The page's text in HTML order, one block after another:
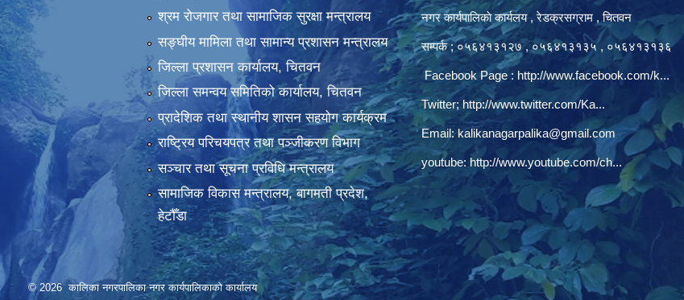
श्रम रोजगार तथा सामाजिक सुरक्षा मन्त्रालय
सङ्‍घीय मामिला तथा सामान्य प्रशासन मन्त्रालय
जिल्ला प्रशासन कार्यालय, चितवन
जिल्ला समन्वय समितिको कार्यालय, चितवन
प्रादेशिक तथा स्थानीय शासन सहयोग कार्यक्रम
राष्ट्रिय परिचयपत्र तथा पञ्‍जीकरण विभाग
सञ्‍चार तथा सूचना प्रविधि मन्त्रालय
सामाजिक विकास मन्त्रालय, बागमती प्रदेश,
हेटौँडा
नगर कार्यपालिकाे कार्यलय‍ , रेडक्रसग्राम , चितवन
सम्पर्क ; ०५६४१३१२७ , ०५६४१३१३५ , ०५६४१३१३६
Facebook Page : http://www.facebook.com/k...
Twitter; http://www.twitter.com/Ka...
Email:kalikanagarpalika@gmail.com
youtube: http://www.youtube.com/ch...
© 2026 कालिका नगरपालिका नगर कार्यपालिकाकाे कार्यालय